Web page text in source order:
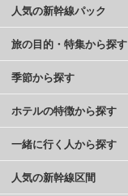
人気の新幹線パック
旅の目的・特集から探す
季節から探す
ホテルの特徴から探す
一緒に行く人から探す
人気の新幹線区間